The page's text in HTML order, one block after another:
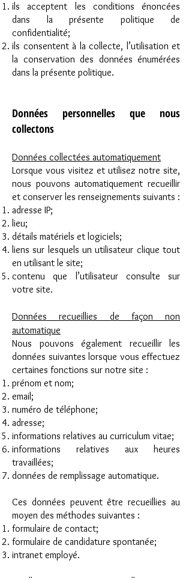
ils acceptent les conditions énoncées
dans la présente politique de
confidentialité;
ils consentent à la collecte, l’utilisation et
la conservation des données énumérées
dans la présente politique.
Données personnelles que nous
collectons
Données collectées automatiquement
Lorsque vous visitez et utilisez notre site,
nous pouvons automatiquement recueillir
et conserver les renseignements suivants :
adresse IP;
lieu;
détails matériels et logiciels;
liens sur lesquels un utilisateur clique tout
en utilisant le site;
contenu que l’utilisateur consulte sur
votre site.
Données recueillies de façon non
automatique
Nous pouvons également recueillir les
données suivantes lorsque vous effectuez
certaines fonctions sur notre site :
prénom et nom;
email;
numéro de téléphone;
adresse;
informations relatives au curriculum vitae;
informations relatives aux heures
travaillées;
données de remplissage automatique.
Ces données peuvent être recueillies au
moyen des méthodes suivantes :
formulaire de contact;
formulaire de candidature spontanée;
intranet employé.